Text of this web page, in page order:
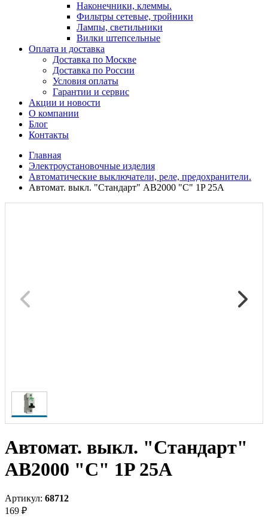
Наконечники, клеммы.
Фильтры сетевые, тройники
Лампы, светильники
Вилки штепсельные
Оплата и доставка
Доставка по Москве
Доставка по России
Условия оплаты
Гарантии и сервис
Акции и новости
О компании
Блог
Контакты
Главная
Электроустановочные изделия
Автоматические выключатели, реле, предохранители.
Автомат. выкл. "Стандарт" AB2000 "С" 1P 25A
Автомат. выкл. "Стандарт"
AB2000 "С" 1P 25A
Артикул: 68712
169 ₽